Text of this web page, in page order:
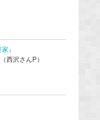
』
西沢さんP）